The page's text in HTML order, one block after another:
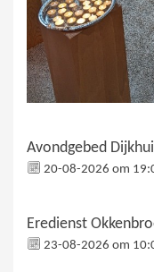
Avondgebed
20-08-2026 om
Eredienst
23-08-2026 om